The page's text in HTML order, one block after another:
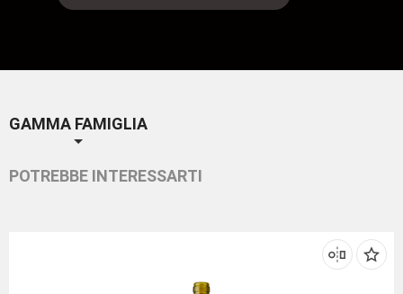
GAMMA FAMIGLIA
POTREBBE INTERESSARTI